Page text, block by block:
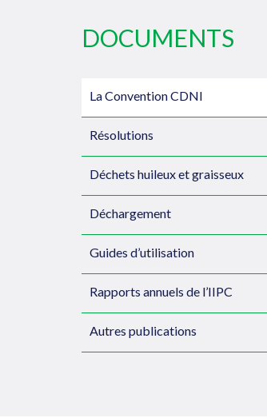
DOCUMENTS
La Convention CDNI
Résolutions
Déchets huileux et graisseux
Déchargement
Guides d’utilisation
Rapports annuels de l’IIPC
Autres publications